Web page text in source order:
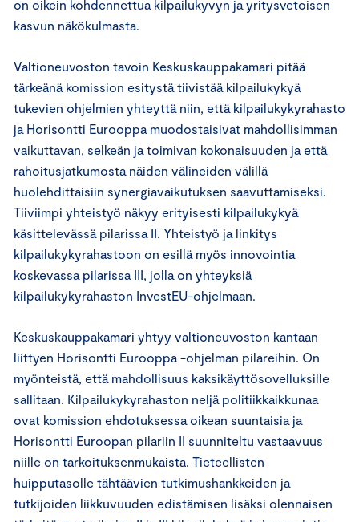
on oikein kohdennettua kilpailukyvyn ja yritysvetoisen
kasvun näkökulmasta.
Valtioneuvoston tavoin Keskuskauppakamari pitää
tärkeänä komission esitystä tiivistää kilpailukykyä
tukevien ohjelmien yhteyttä niin, että kilpailukykyrahasto
ja Horisontti Eurooppa muodostaisivat mahdollisimman
vaikuttavan, selkeän ja toimivan kokonaisuuden ja että
rahoitusjatkumosta näiden välineiden välillä
huolehdittaisiin synergiavaikutuksen saavuttamiseksi.
Tiiviimpi yhteistyö näkyy erityisesti kilpailukykyä
käsittelevässä pilarissa II. Yhteistyö ja linkitys
kilpailukykyrahastoon on esillä myös innovointia
koskevassa pilarissa III, jolla on yhteyksiä
kilpailukykyrahaston InvestEU-ohjelmaan.
Keskuskauppakamari yhtyy valtioneuvoston kantaan
liittyen Horisontti Eurooppa -ohjelman pilareihin. On
myönteistä, että mahdollisuus kaksikäyttösovelluksille
sallitaan. Kilpailukykyrahaston neljä politiikkaikkunaa
ovat komission ehdotuksessa oikean suuntaisia ja
Horisontti Euroopan pilariin II suunniteltu vastaavuus
niille on tarkoituksenmukaista. Tieteellisten
huipputasolle tähtäävien tutkimushankkeiden ja
tutkijoiden liikkuvuuden edistämisen lisäksi olennaisen